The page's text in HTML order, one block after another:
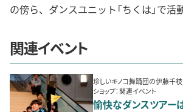
の傍ら、ダンスユニット「ちくは」で活
関連イベント
珍しいキノコ舞踊団の伊藤千
ショップ：関連イベント
愉快なダンスツアー